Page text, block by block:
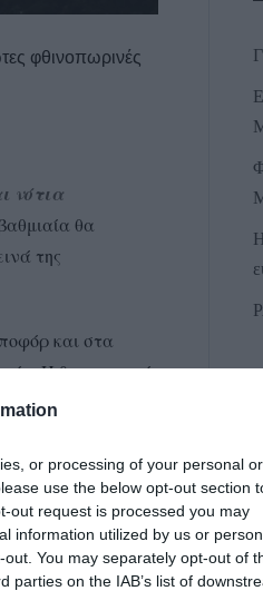
or processing of your personal or
use the below opt-out section
out request is processed you may
information utilized by us or
You may separately opt-out of
parties on the IAB’s list of
φθινοπωρινές
νότια
θα
της
και στα
Η θερμοκρασία
Τα φαινόμενα
αυξημένες